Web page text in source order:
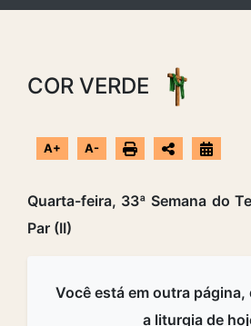
COR VERDE
A+ A-
Quarta-feira, 33ª Semana do
Par (II)
Você está em outra página,
a liturgia de